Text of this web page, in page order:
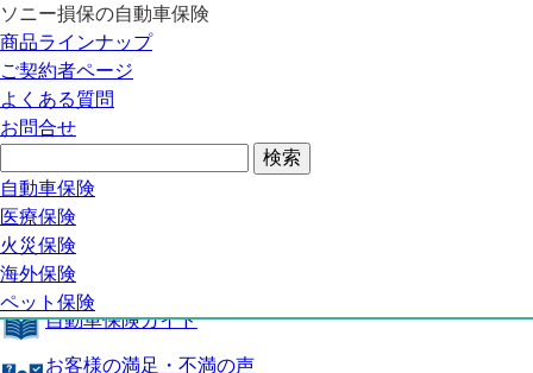
ソニー損保の自動車保険
商品ラインナップ
ご契約者ページ
よくある質問
お問合せ
自動車保険
医療保険
火災保険
海外保険
ペット保険
自動車保険トップ
商品の特長
補償内容
自動車保険ガイド
お客様の満足・不満の声
自動車保険トップ
商品の特長
補償内容
自動車保険ガイド
お客様の満足・不満の声